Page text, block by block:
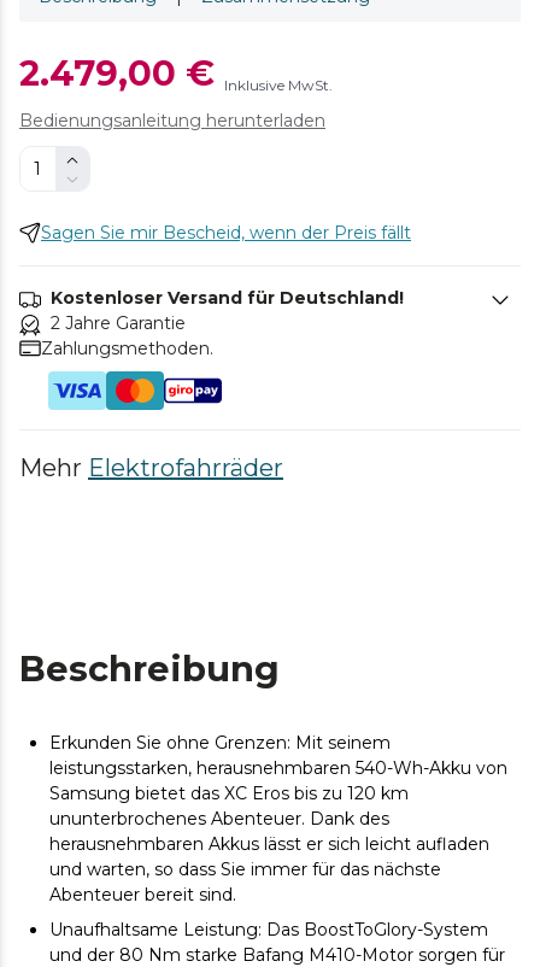
2.479,00 € Inklusive MwSt.
Bedienungsanleitung herunterladen
Sagen Sie mir Bescheid, wenn der Preis fällt
Kostenloser Versand für Deutschland!
2 Jahre Garantie
Zahlungsmethoden.
Mehr Elektrofahrräder
Beschreibung
Erkunden Sie ohne Grenzen: Mit seinem
leistungsstarken, herausnehmbaren 540-Wh-Akku von
Samsung bietet das XC Eros bis zu 120 km
ununterbrochenes Abenteuer. Dank des
herausnehmbaren Akkus lässt er sich leicht aufladen
und warten, so dass Sie immer für das nächste
Abenteuer bereit sind.
Unaufhaltsame Leistung: Das BoostToGlory-System
und der 80 Nm starke Bafang M410-Motor sorgen für